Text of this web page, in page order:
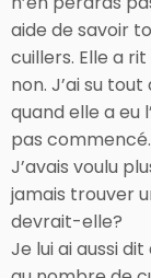
aide de savoir
cuillers. Elle a
non. J’ai su
quand elle a eu
pas commencé.
J’avais voulu
jamais trouver
devrait-elle?
Je lui ai aussi